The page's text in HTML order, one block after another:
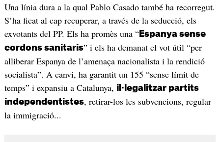
Una línia dura a la qual Pablo Casado també ha recorregut.
S’ha ficat al cap recuperar, a través de la seducció, els
exvotants del PP. Els ha promès una “Espanya sense
cordons sanitaris” i els ha demanat el vot útil “per
alliberar Espanya de l’amenaça nacionalista i la rendició
socialista”. A canvi, ha garantit un 155 “sense límit de
temps” i expansiu a Catalunya, il·legalitzar partits
independentistes, retirar-los les subvencions, regular
la immigració...